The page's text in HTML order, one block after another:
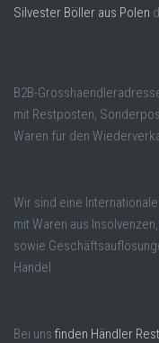
Silvester Böller aus Polen
B2B-
mit Restposten,
Waren für den
Wir sind eine
mit Waren aus
sowie
Handel.
Bei uns finden Händler